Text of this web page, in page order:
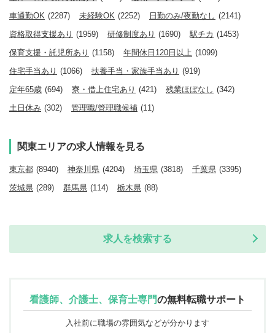
車通勤OK (2287) 未経験OK (2252) 日勤のみ/夜勤なし (2141)
資格取得支援あり (1959) 研修制度あり (1690) 駅チカ (1453)
保育支援・託児所あり (1158) 年間休日120日以上 (1099)
住宅手当あり (1066) 扶養手当・家族手当あり (919)
定年65歳 (694) 寮・借上住宅あり (421) 残業ほぼなし (342)
土日休み (302) 管理職/管理職候補 (11)
関東エリアの求人情報を見る
東京都 (8940) 神奈川県 (4204) 埼玉県 (3818) 千葉県 (3395)
茨城県 (289) 群馬県 (114) 栃木県 (88)
求人を検索する
看護師、介護士、保育士専門の無料転職サポート
入社前に職場の雰囲気などが分かります